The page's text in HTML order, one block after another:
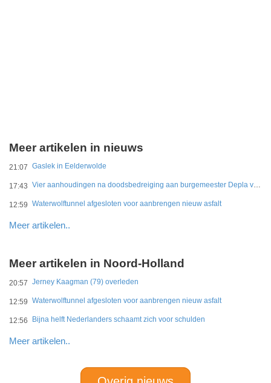
Meer artikelen in nieuws
21:07 Gaslek in Eelderwolde
17:43 Vier aanhoudingen na doodsbedreiging aan burgemeester Depla van Breda
12:59 Waterwolftunnel afgesloten voor aanbrengen nieuw asfalt
Meer artikelen..
Meer artikelen in Noord-Holland
20:57 Jerney Kaagman (79) overleden
12:59 Waterwolftunnel afgesloten voor aanbrengen nieuw asfalt
12:56 Bijna helft Nederlanders schaamt zich voor schulden
Meer artikelen..